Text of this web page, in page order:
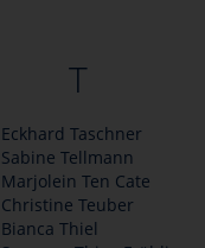
T
Eckhard Taschner
Sabine Tellmann
Marjolein Ten Cate
Christine Teuber
Bianca Thiel